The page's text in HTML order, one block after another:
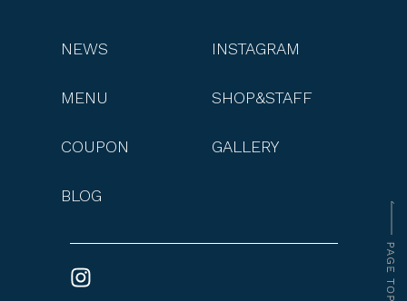
NEWS INSTAGRAM
MENU SHOP&STAFF
COUPON GALLERY
BLOG